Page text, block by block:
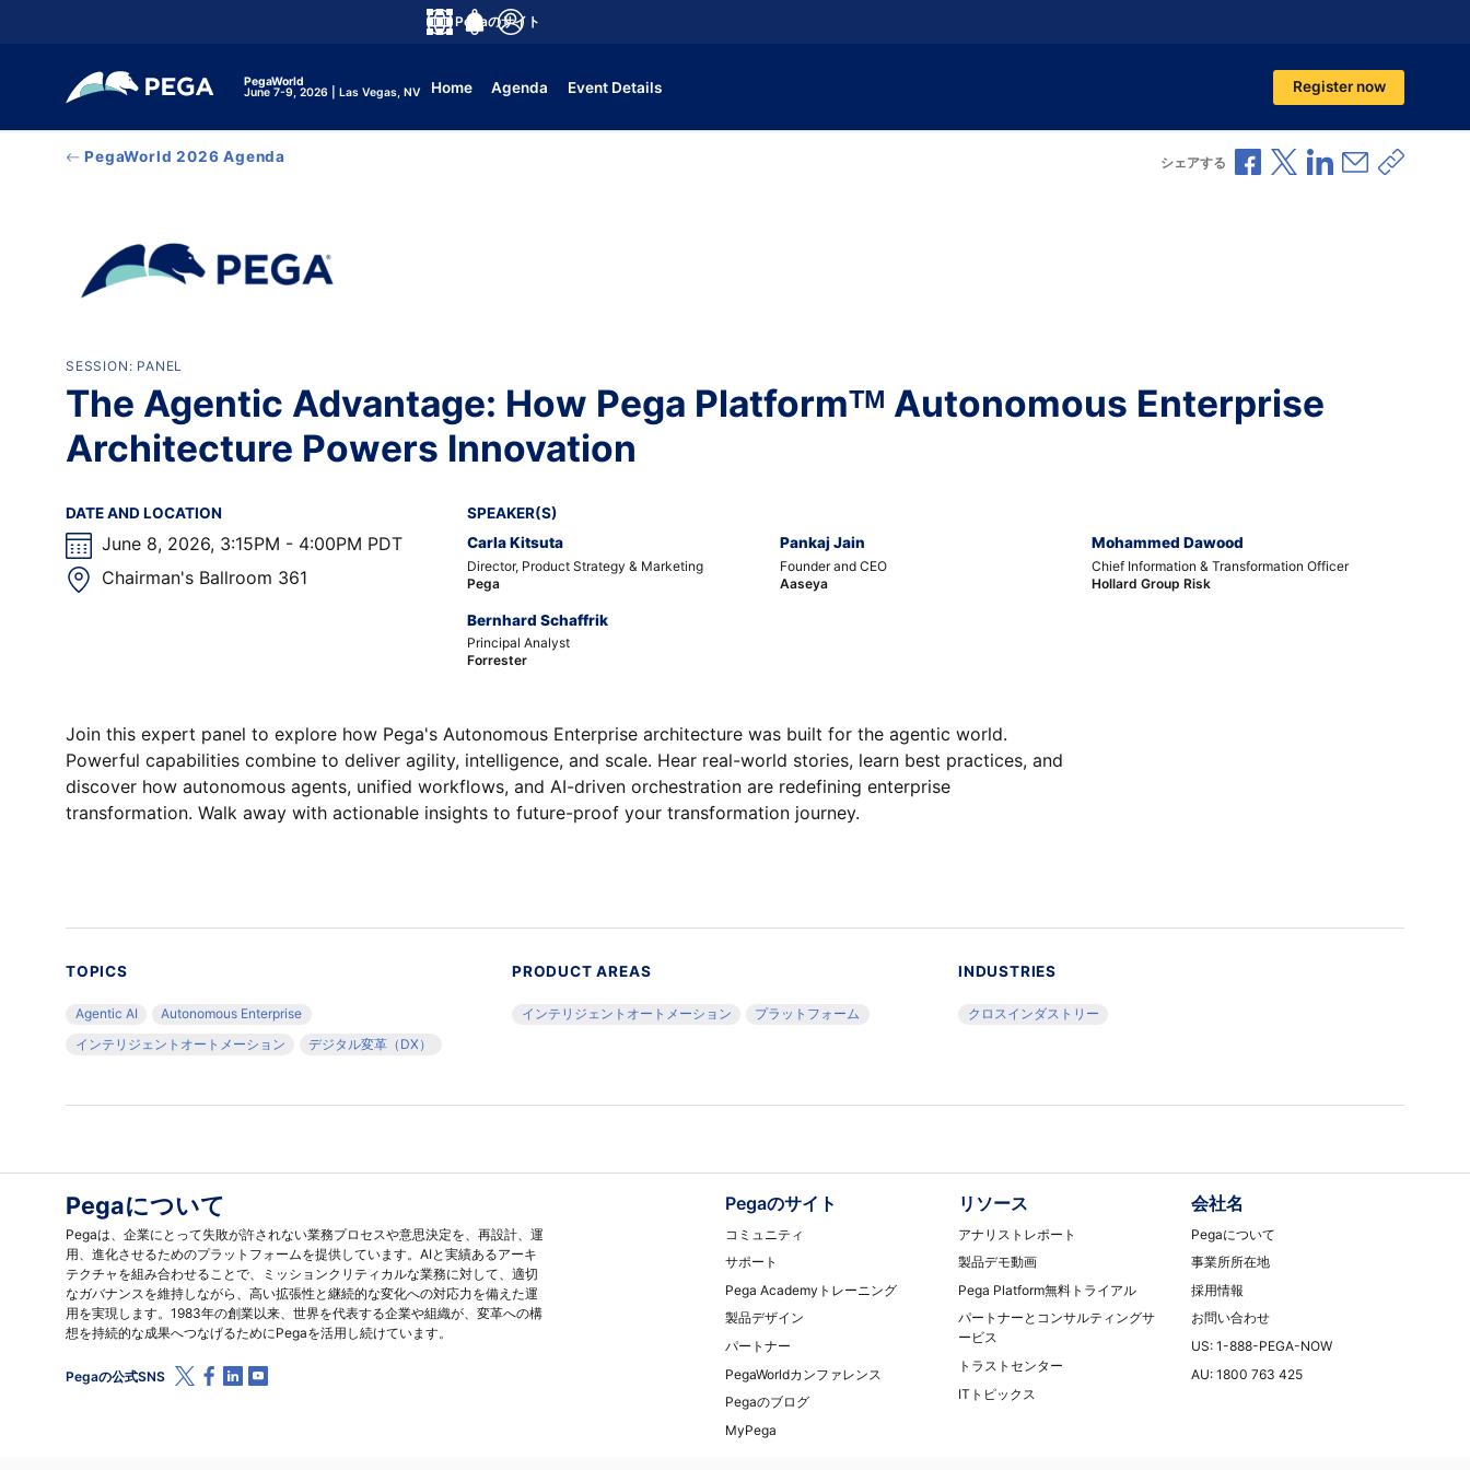
PegaWorld
June 7-9, 2026 | Las Vegas, NV Home Agenda Event Details
Pegaのサイト
Register now
PegaWorld 2026 Agenda シェアする Facebookで共有
Xで共有LinkedInで共有
メールで共
共有リ
SESSION: PANEL
The Agentic Advantage: How Pega Platformᵀᴹ Autonomous Enterprise
Architecture Powers Innovation
DATE AND LOCATION
June 8, 2026, 3:15PM - 4:00PM PDT
Chairman's Ballroom 361
SPEAKER(S)
Carla Kitsuta
Director, Product Strategy & Marketing
Pega
Pankaj Jain
Founder and CEO
Aaseya
Mohammed Dawood
Chief Information & Transformation Officer
Hollard Group Risk
Bernhard Schaffrik
Principal Analyst
Forrester
Join this expert panel to explore how Pega's Autonomous Enterprise architecture was built for the agentic world.
Powerful capabilities combine to deliver agility, intelligence, and scale. Hear real-world stories, learn best practices, and
discover how autonomous agents, unified workflows, and AI-driven orchestration are redefining enterprise
transformation. Walk away with actionable insights to future-proof your transformation journey.
TOPICS
Agentic AI
Autonomous Enterprise
インテリジェントオートメーション
デジタル変革（DX）
PRODUCT AREAS
インテリジェントオートメーション プラットフォーム
INDUSTRIES
クロスインダストリー
Pegaについて
Pegaは、企業にとって失敗が許されない業務プロセスや意思決定を、再設計、運
用、進化させるためのプラットフォームを提供しています。AIと実績あるアーキ
テクチャを組み合わせることで、ミッションクリティカルな業務に対して、適切
なガバナンスを維持しながら、高い拡張性と継続的な変化への対応力を備えた運
用を実現します。1983年の創業以来、世界を代表する企業や組織が、変革への構
想を持続的な成果へつなげるためにPegaを活用し続けています。
Pegaの公式SNS X (Twitter)
Facebook
Linkedin
Youtube
Pegaのサイト
コミュニティ
サポート
Pega Academyトレーニング
製品デザイン
パートナー
PegaWorldカンファレンス
Pegaのブログ
MyPega
リソース
アナリストレポート
製品デモ動画
Pega Platform無料トライアル
パートナーとコンサルティングサ
ービス
トラストセンター
ITトピックス
会社名
Pegaについて
事業所所在地
採用情報
お問い合わせ
US: 1-888-PEGA-NOW
AU: 1800 763 425